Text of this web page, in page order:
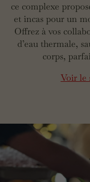
ce complexe
et incas pour un
Offrez à vos
d’eau thermale,
corps,
Voir le